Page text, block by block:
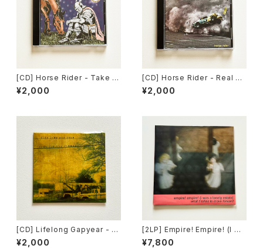
[CD] Horse Rider - Take M
e With You EP / Far From H
ome Records DISTRO
¥2,000
[CD] Horse Rider - Real M
elody / Far From Home Re
cords DISTRO
¥2,000
[CD] Lifelong Gapyear - h
ome for the summer / Far
From Home Records DIST
¥2,000
[2LP] Empire! Empire! (I Wa
s a Lonely Estate) - What I
t Takes to Move Forward /
¥7,800